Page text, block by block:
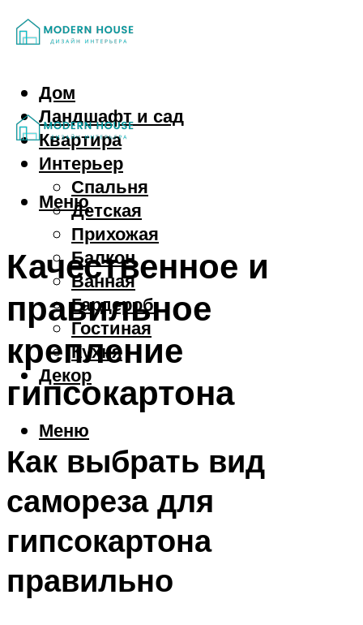
Дом
Ландшафт и сад
Квартира
Интерьер
Спальня
Детская
Прихожая
Балкон
Ванная
Гардероб
Гостиная
Кухня
Декор
Меню
Меню
Качественное и
правильное
крепление
гипсокартона
Как выбрать вид
самореза для
гипсокартона
правильно